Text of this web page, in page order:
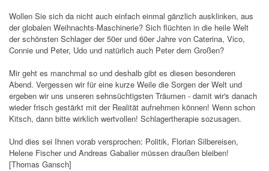
Wollen Sie sich da nicht auch einfach einmal gänzlich ausklinken, aus
der globalen Weihnachts-Maschinerie? Sich flüchten in die heile Welt
der schönsten Schlager der 50er und 60er Jahre von Caterina, Vico,
Connie und Peter, Udo und natürlich auch Peter dem Großen?
Mir geht es manchmal so und deshalb gibt es diesen besonderen
Abend. Vergessen wir für eine kurze Weile die Sorgen der Welt und
ergeben wir uns unseren sehnsüchtigsten Träumen - damit wir's danach
wieder frisch gestärkt mit der Realität aufnehmen können! Wenn schon
Kitsch, dann bitte wirklich wertvollen! Schlagertherapie sozusagen.
Und dies sei Ihnen vorab versprochen: Politik, Florian Silbereisen,
Helene Fischer und Andreas Gabalier müssen draußen bleiben!
[Thomas Gansch]